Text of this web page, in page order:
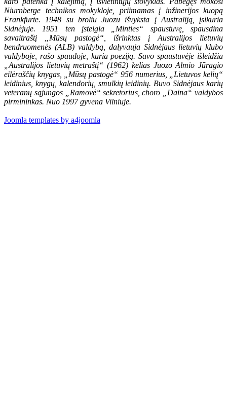
Niurnberge technikos mokykloje, priimamas į inžinerijos kuopą
Frankfurte. 1948 su broliu Juozu išvyksta į Australiją, įsikuria
Sidnėjuje. 1951 ten įsteigia „Minties“ spaustuvę, spausdina
savaitraštį „Mūsų pastogė“, išrinktas į Australijos lietuvių
bendruomenės (ALB) valdybą, dalyvauja Sidnėjaus lietuvių klubo
valdyboje, rašo spaudoje, kuria poeziją. Savo spaustuvėje išleidžia
„Australijos lietuvių metraštį“ (1962) kelias Juozo Almio Jūragio
eilėraščių knygas, „Mūsų pastogė“ 956 numerius, „Lietuvos kelių“
leidinius, knygų, kalendorių, smulkių leidinių. Buvo Sidnėjaus karių
veteranų sąjungos „Ramovė“ sekretorius, choro „Daina“ valdybos
pirmininkas. Nuo 1997 gyvena Vilniuje.
Joomla templates by a4joomla